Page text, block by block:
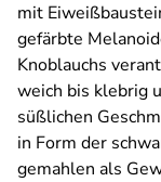
mit
gefärbte
Knoblauchs
weich bis klebrig
süßlichen
in Form der
gemahlen als